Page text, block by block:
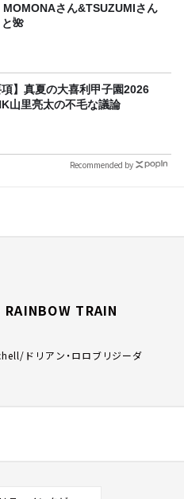
MOMONAさん&TSUZUMIさん
🌺
項】真夏の大喜利甲子園2026
山里亮太の不毛な議論
Recommended by
RAINBOW TRAIN
ドリアン・ロロブリジーダ